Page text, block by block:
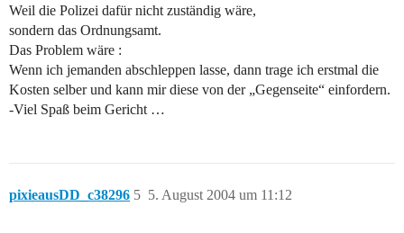
Weil die Polizei dafür nicht zuständig wäre,
sondern das Ordnungsamt.
Das Problem wäre :
Wenn ich jemanden abschleppen lasse, dann trage ich erstmal die
Kosten selber und kann mir diese von der „Gegenseite“ einfordern.
-Viel Spaß beim Gericht …
pixieausDD_c38296 5. August 2004 um 11:12
5